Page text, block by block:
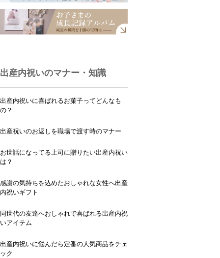
出産内祝いのマナー・知識
出産内祝いに喜ばれるお菓子ってどんなも
の？
出産祝いのお返しを職場で渡す時のマナー
お世話になってる上司に贈りたい出産内祝い
は？
感謝の気持ちを込めたおしゃれな女性へ出産
内祝いギフト
同世代の友達へおしゃれで喜ばれる出産内祝
いアイテム
出産内祝いに悩んだら定番の人気商品をチェ
ック